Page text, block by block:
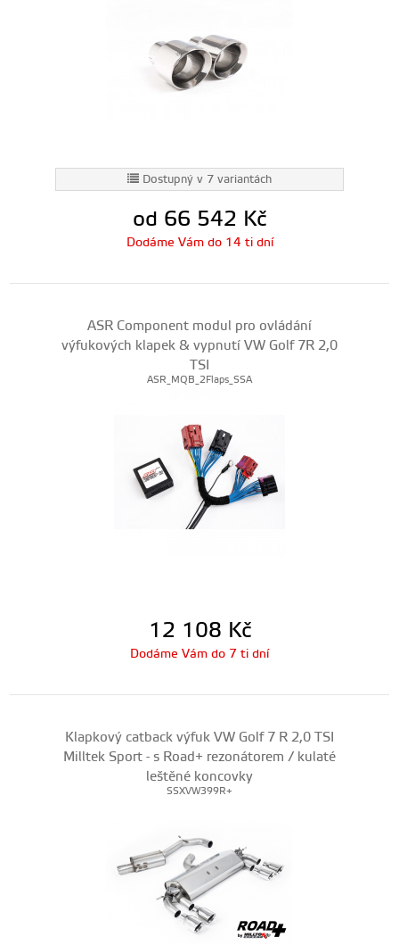
Dostupný v 7 variantách
od 66 542 Kč
Dodáme Vám do 14 ti dní
ASR Component modul pro ovládání
výfukových klapek & vypnutí VW Golf 7R 2,0
TSI
ASR_MQB_2Flaps_SSA
12 108 Kč
Dodáme Vám do 7 ti dní
Klapkový catback výfuk VW Golf 7 R 2,0 TSI
Milltek Sport - s Road+ rezonátorem / kulaté
leštěné koncovky
SSXVW399R+